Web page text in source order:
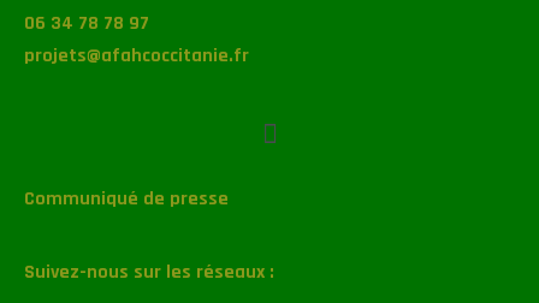
06 34 78 78 97
projets@afahcoccitanie.fr
Communiqué de presse
Suivez-nous sur les réseaux :